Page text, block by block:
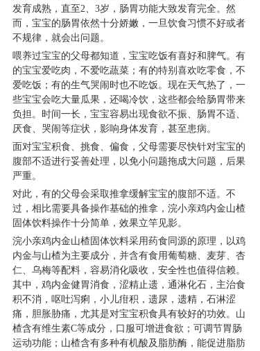
发育成熟，直至2、3岁，肠胃功能大致发育完全。然
而，宝宝的肠胃依然十分娇嫩，一旦饮食习惯不好或者
不规律，就会出问题。
喂养过宝宝的父母都知道，宝宝吃饭有喜好和脾气。有
的宝宝爱吃肉，不爱吃蔬菜；有的特别喜欢吃零食，不
爱吃饭；有的生气哭闹时也不吃饭。现在天气热了，一
些宝宝会吃大量瓜果，还喝冷饮，这些都会给肠胃带来
负担。时间一长，宝宝容易出现食欲不振、肠胃不适、
厌食、哭闹等症状，影响身体发育，甚至患病。
面对宝宝积食、挑食、偏食，父母需要尽快针对宝宝的
腹部不适进行妥善处理，以免小问题拖成大问题，后果
严重。
对此，有的父母会采取推拿缓解宝宝的腹部不适。不
过，相比需要具备操作基础的推拿，浣小亲鸡内金山楂
固体饮料操作十分简单，效果立竿见影。
浣小亲鸡内金山楂固体饮料采用药食同源的原理，以鸡
内金与山楂为主要成分，并含有食用葡萄糖、麦芽、杏
仁、乌梅等配料，容易消化吸收，安全性也值得信赖。
其中，鸡内金健胃消食，涩精止遗，通淋化石，主治食
积不消，呕吐泻痢，小儿疳积，遗尿，遗精，石淋涩
痛，胆胀胁痛，尤其是对宝宝积食具有较好的功效。山
楂含有维生素C等成分，口服可增进食欲；可调节胃肠
运动功能；山楂含有多种有机酸及脂肪酶，能促进脂肪